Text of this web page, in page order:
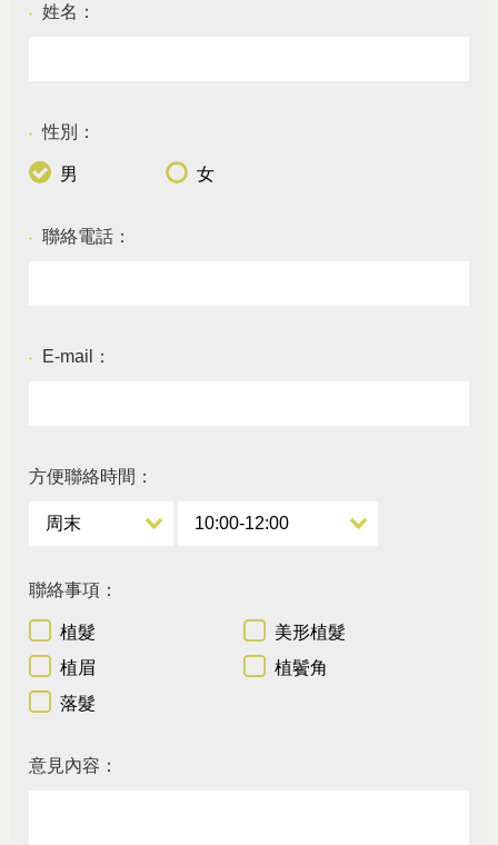
● 姓名：
● 性別：
男 女
● 聯絡電話：
● E-mail：
方便聯絡時間：
聯絡事項：
植髮
美形植髮
植眉
植鬢角
落髮
意見內容：